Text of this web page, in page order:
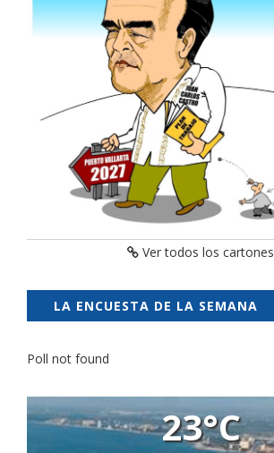
Ver todos los cartones
LA ENCUESTA DE LA SEMANA
Poll not found
23°C